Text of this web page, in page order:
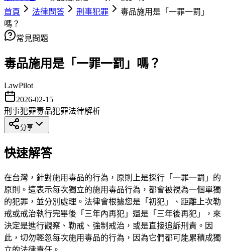
首頁
法律問答 刑事犯罪
毒品施用是「一罪一罰」
嗎？
常見問題
毒品施用是「一罪一罰」嗎？
LawPilot
2026-02-15
刑事犯罪毒品犯罪法律解析
分享
快速解答
在台灣，針對施用毒品的行為，原則上是採行「一罪一罰」的
原則。這表示每次獨立的施用毒品行為，都會被視為一個單獨
的犯罪，並分別處理。法律會根據您是「初犯」、距離上次勒
戒或戒治執行完畢後「三年內再犯」還是「三年後再犯」，來
決定是進行觀察、勒戒、強制戒治，或是直接追訴刑責。因
此，切勿輕忽每次施用毒品的行為，因為它們都可能累積成獨